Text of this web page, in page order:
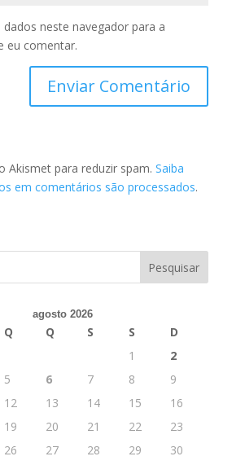
dados neste navegador para a
eu comentar.
Akismet para reduzir spam. Saiba
em comentários são processados.
agosto 2026
Q Q S S
D
1
2
5 6 7 8
9
12 13 14 15
16
19 20 21 22
23
26 27 28 29
30